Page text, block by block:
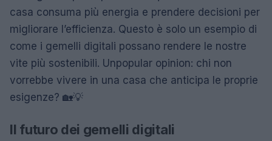
casa consuma più energia e prendere decisioni per
migliorare l’efficienza. Questo è solo un esempio di
come i gemelli digitali possano rendere le nostre
vite più sostenibili. Unpopular opinion: chi non
vorrebbe vivere in una casa che anticipa le proprie
esigenze? 🏡💡
Il futuro dei gemelli digitali